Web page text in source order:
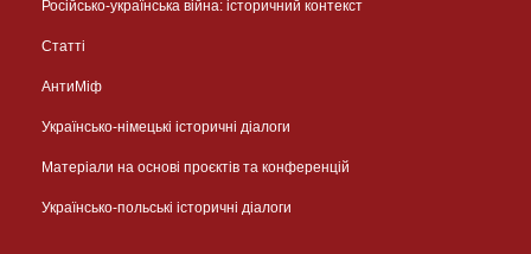
Російсько-українська війна: історичний контекст
Статті
АнтиМіф
Українсько-німецькі історичні діалоги
Матеріали на основі проєктів та конференцій
Українсько-польські історичні діалоги